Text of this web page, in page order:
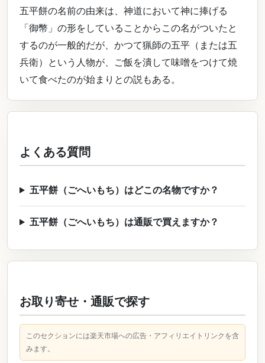
五平餅の名前の由来は、神道において神に捧げる
「御幣」の形をしていることからこの名がついたと
するのが一般的だが、かつて猟師の五平（または五
兵衛）という人物が、ご飯を潰して味噌をつけて焼
いて食べたのが始まりとの説もある。
よくある質問
五平餅（ごへいもち）はどこの名物ですか？
五平餅（ごへいもち）は通販で買えますか？
お取り寄せ・通販で探す
このセクションには楽天市場への広告・アフィリエイトリンクを含
みます。